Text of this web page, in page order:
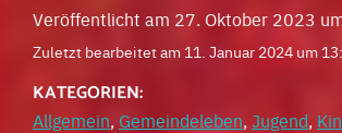
Veröffentlicht am 27. Oktober 2023
Zuletzt bearbeitet am 11. Januar 2024 um
KATEGORIEN:
Allgemein, Gemeindeleben, Jugend,